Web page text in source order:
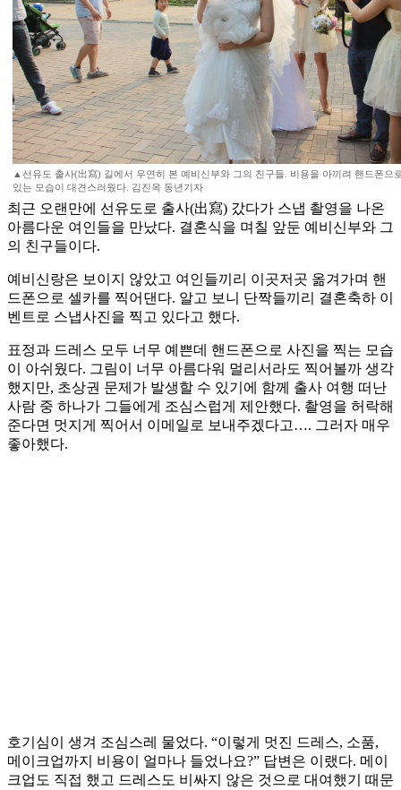
▲선유도 출사(出寫) 길에서 우연히 본 예비신부와 그의 친구들. 비용을 아끼려 핸드폰으
있는 모습이 대견스러웠다. 김진옥 동년기자
최근 오랜만에 선유도로 출사(出寫) 갔다가 스냅 촬영을 나온
아름다운 여인들을 만났다. 결혼식을 며칠 앞둔 예비신부와 그
의 친구들이다.
예비신랑은 보이지 않았고 여인들끼리 이곳저곳 옮겨가며 핸
드폰으로 셀카를 찍어댄다. 알고 보니 단짝들끼리 결혼축하 이
벤트로 스냅사진을 찍고 있다고 했다.
표정과 드레스 모두 너무 예쁜데 핸드폰으로 사진을 찍는 모습
이 아쉬웠다. 그림이 너무 아름다워 멀리서라도 찍어볼까 생각
했지만, 초상권 문제가 발생할 수 있기에 함께 출사 여행 떠난
사람 중 하나가 그들에게 조심스럽게 제안했다. 촬영을 허락해
준다면 멋지게 찍어서 이메일로 보내주겠다고…. 그러자 매우
좋아했다.
호기심이 생겨 조심스레 물었다. “이렇게 멋진 드레스, 소품,
메이크업까지 비용이 얼마나 들었나요?” 답변은 이랬다. 메이
크업도 직접 했고 드레스도 비싸지 않은 것으로 대여했기 때문